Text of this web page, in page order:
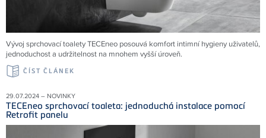
Vývoj sprchovací toalety TECEneo posouvá komfort intimní hygieny uživatelů,
jednoduchost a udržitelnost na mnohem vyšší úroveň.
ČÍST ČLÁNEK
29.07.2024 – NOVINKY
TECEneo sprchovací toaleta: jednoduchá instalace pomocí
Retrofit panelu